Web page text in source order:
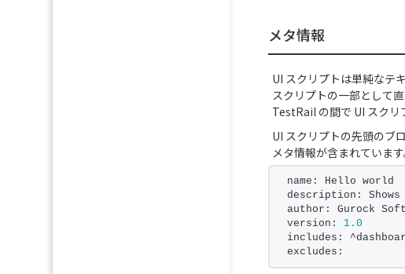
メタ情報
UI スクリプトは単純なテ
スクリプトの一部として
TestRail の間で UI スクリ
UI スクリプトの先頭のブ
メタ情報が含まれています
name: Hello world
description: Shows
author: Gurock
version: 1.0
includes:
excludes: